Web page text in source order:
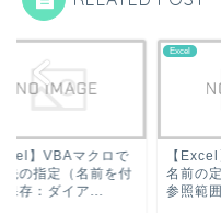
】VBAマクロで
先の指定（名前を付
保存：ダイア...
Excel
【
名前の
参照範